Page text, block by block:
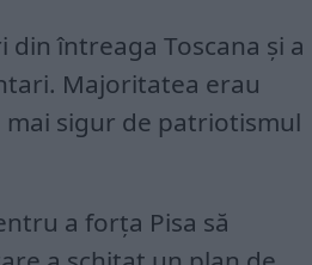
întreaga Toscana și a
Majoritatea erau
sigur de patriotismul
a forța Pisa să